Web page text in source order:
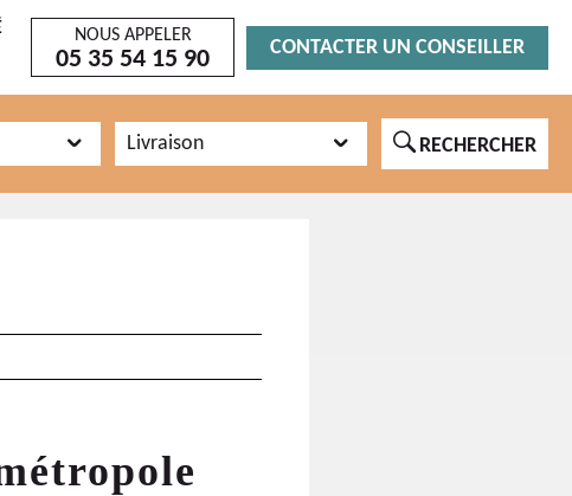
NOUS APPELER
05 35 54 15 90 CONTACTER UN CONSEILLER
Livraison 🔍RECHERCHER